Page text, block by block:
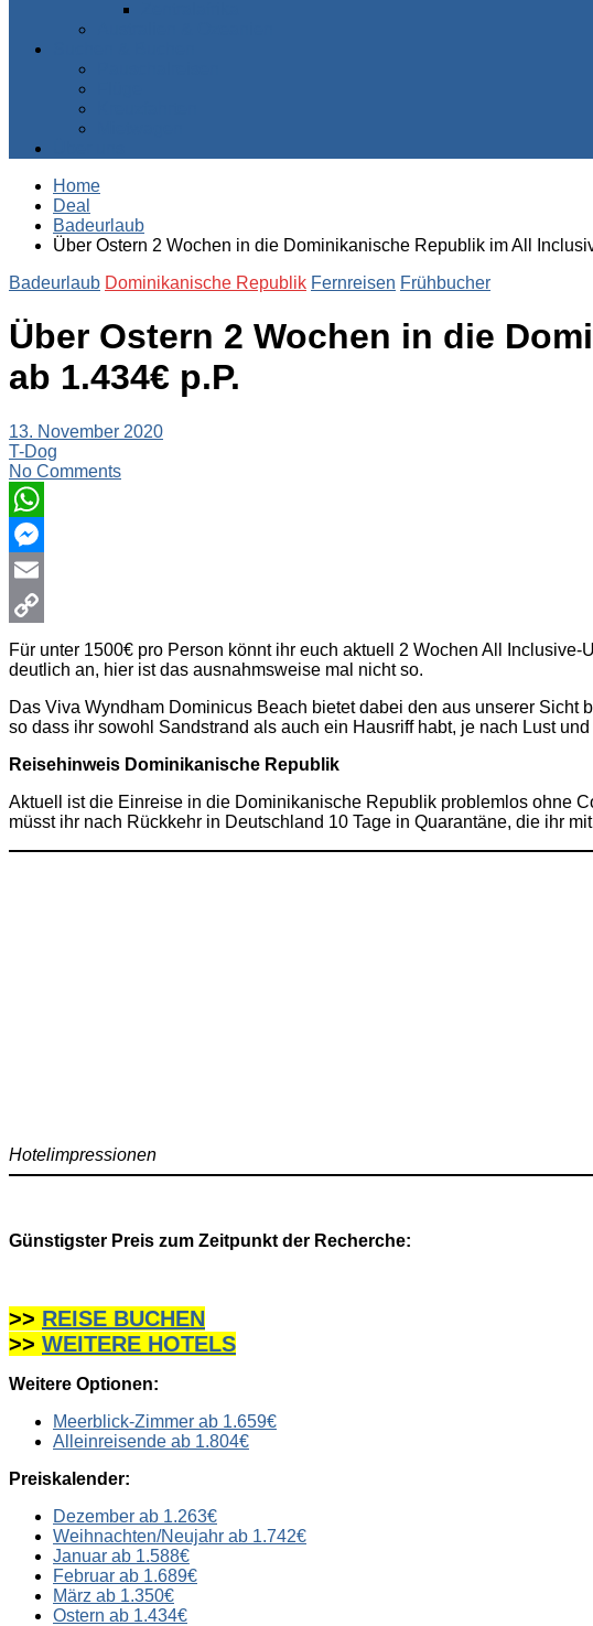
Home
Deal
Badeurlaub
Über Ostern 2 Wochen in die Dominikanische Republik im All
Badeurlaub Dominikanische Republik Fernreisen Frühbucher
Über Ostern 2 Wochen in die
ab 1.434€ p.P.
13. November 2020
T-Dog
No Comments
WhatsApp
Messenger
Email
Copy
Link
Für unter 1500€ pro Person könnt ihr euch aktuell 2 Wochen All
deutlich an, hier ist das ausnahmsweise mal nicht so.
Das Viva Wyndham Dominicus Beach bietet dabei den aus unserer
so dass ihr sowohl Sandstrand als auch ein Hausriff habt, je nach Lust und
Reisehinweis Dominikanische Republik
Aktuell ist die Einreise in die Dominikanische Republik problemlos ohne
müsst ihr nach Rückkehr in Deutschland 10 Tage in Quarantäne, die ihr
Hotelimpressionen
Günstigster Preis zum Zeitpunkt der Recherche:
>> REISE BUCHEN
>> WEITERE HOTELS
Weitere Optionen:
Meerblick-Zimmer ab 1.659€
Alleinreisende ab 1.804€
Preiskalender:
Dezember ab 1.263€
Weihnachten/Neujahr ab 1.742€
Januar ab 1.588€
Februar ab 1.689€
März ab 1.350€
Ostern ab 1.434€